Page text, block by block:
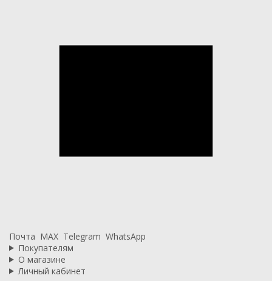
Почта MAX Telegram WhatsApp
Покупателям
О магазине
Личный кабинет